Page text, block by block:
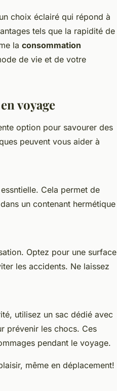
choix éclairé qui répond à
tels que la rapidité de
la consommation
de vie et de votre
voyage
option pour savourer des
peuvent vous aider à
Cela permet de
un contenant hermétique
Optez pour une surface
les accidents. Ne laissez
utilisez un sac dédié avec
prévenir les chocs. Ces
pendant le voyage.
même en déplacement!